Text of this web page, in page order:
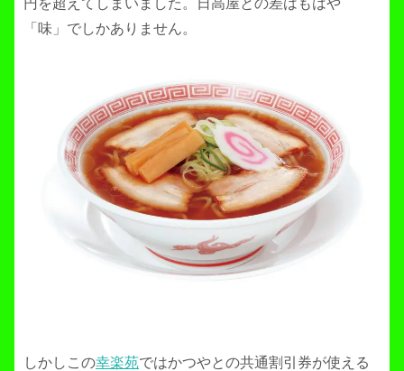
「味」でしかありません。
しかしこの幸楽苑ではかつやとの共通割引券が使える